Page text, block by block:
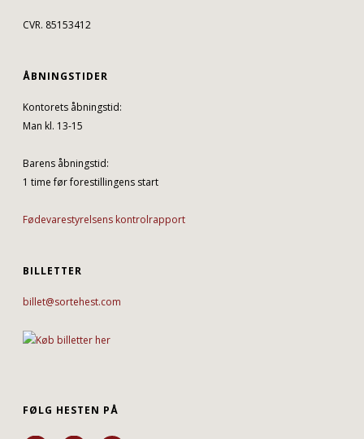
CVR. 85153412
ÅBNINGSTIDER
Kontorets åbningstid:
Man kl. 13-15
Barens åbningstid:
1 time før forestillingens start
Fødevarestyrelsens kontrolrapport
BILLETTER
billet@sortehest.com
FØLG HESTEN PÅ